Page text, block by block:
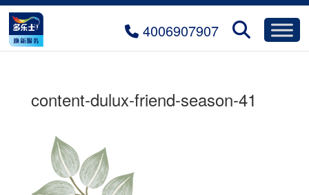
4006907907
content-dulux-friend-season-41